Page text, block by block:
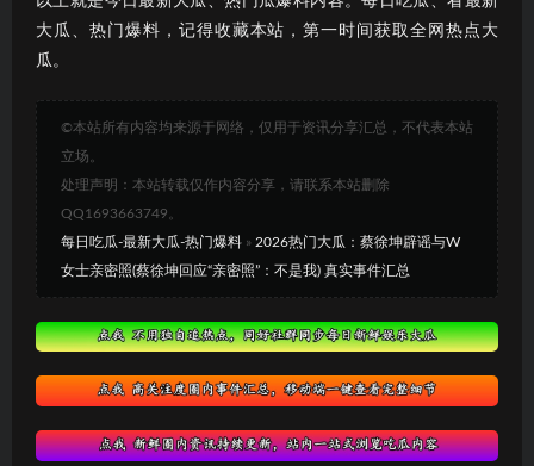
大瓜、热门爆料，记得收藏本站，第一时间获取全网热点大
瓜。
©本站所有内容均来源于网络，仅用于资讯分享汇总，不代表本站
立场。
处理声明：本站转载仅作内容分享，请联系本站删除
QQ1693663749。
每日吃瓜-最新大瓜-热门爆料 » 2026热门大瓜：蔡徐坤辟谣与W
女士亲密照(蔡徐坤回应“亲密照”：不是我) 真实事件汇总